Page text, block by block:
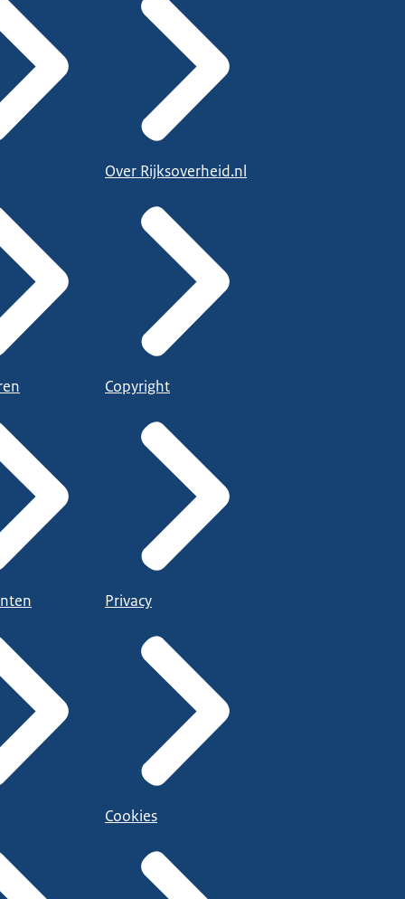
Over Rijksoverheid.nl
Copyright
Privacy
Cookies